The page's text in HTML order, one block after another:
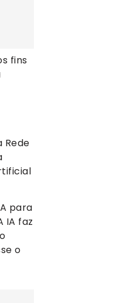
fins
Rede
para
IA faz
o